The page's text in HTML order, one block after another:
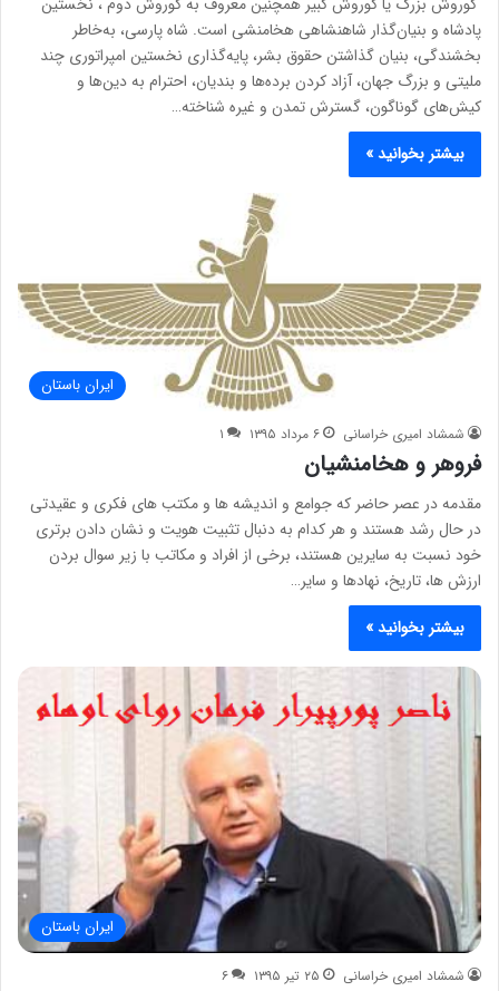
کوروش بزرگ یا کوروش کبیر همچنین معروف به کوروش دوم ، نخستین
پادشاه و بنیان‌گذار شاهنشاهی هخامنشی است. شاه پارسی، به‌خاطر
بخشندگی‌، بنیان گذاشتن حقوق بشر، پایه‌گذاری نخستین امپراتوری چند
ملیتی و بزرگ جهان، آزاد کردن برده‌ها و بندیان، احترام به دین‌ها و
کیش‌های گوناگون، گسترش تمدن و غیره شناخته…
بیشتر بخوانید »
ایران باستان
شمشاد امیری خراسانی ۶ مرداد ۱۳۹۵ ۱
فروهر و هخامنشیان
مقدمه در عصر حاضر که جوامع و اندیشه ها و مکتب های فکری و عقیدتی
در حال رشد هستند و هر کدام به دنبال تثبیت هویت و نشان دادن برتری
خود نسبت به سایرین هستند، برخی از افراد و مکاتب با زیر سوال بردن
ارزش ها، تاریخ، نهادها و سایر…
بیشتر بخوانید »
ایران باستان
شمشاد امیری خراسانی ۲۵ تیر ۱۳۹۵ ۶